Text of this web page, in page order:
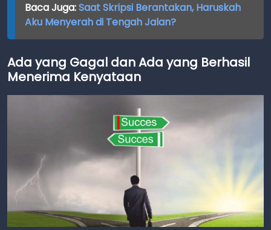
Baca Juga:Saat Skripsi Berantakan, Haruskah
Aku Menyerah di Tengah Jalan?
Ada yang Gagal dan Ada yang Berhasil
Menerima Kenyataan